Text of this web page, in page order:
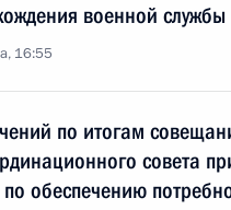
военной службы
16:55
по итогам
совета
по обеспечению